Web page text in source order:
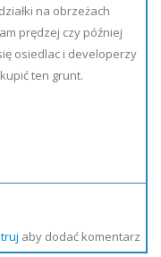
na obrzeżach
prędzej czy później
osiedlac i developerzy
ten grunt.
aby dodać komentarz